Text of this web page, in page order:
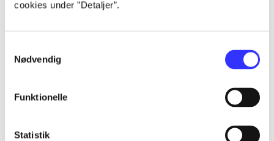
cookies under ”Detaljer”.
Nødvendig
Funktionelle
Statistik
...
...